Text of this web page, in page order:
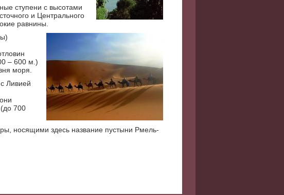
ступени с высотами
и Центрального
равнины.
– 600 м.)
моря.
Ливией
700
носящими здесь название пустыни Рмель-